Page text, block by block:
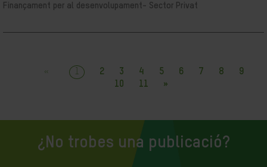
Finançament per al desenvolupament- Sector Privat
« 1 2 3 4 5 6 7 8
9
10
11 »
¿No trobes una publicació?